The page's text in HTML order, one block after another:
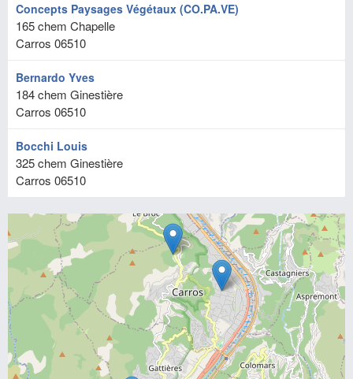
Concepts Paysages Végétaux (CO.PA.VE)
165 chem Chapelle
Carros 06510
Bernardo Yves
184 chem Ginestière
Carros 06510
Bocchi Louis
325 chem Ginestière
Carros 06510